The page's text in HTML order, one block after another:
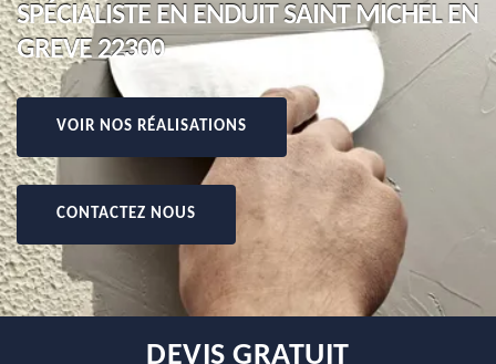
SPÉCIALISTE EN ENDUIT SAINT MICHEL EN
GREVE 22300
VOIR NOS RÉALISATIONS
CONTACTEZ NOUS
DEVIS GRATUIT